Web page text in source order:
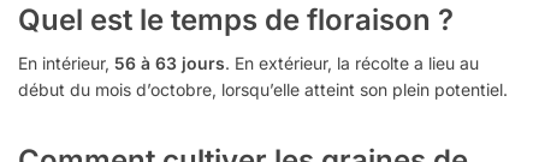
Quel est le temps de floraison ?
En intérieur, 56 à 63 jours. En extérieur, la récolte a lieu au
début du mois d’octobre, lorsqu’elle atteint son plein potentiel.